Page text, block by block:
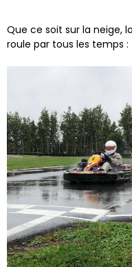
Que ce soit sur la neige,
roule par tous les temps :